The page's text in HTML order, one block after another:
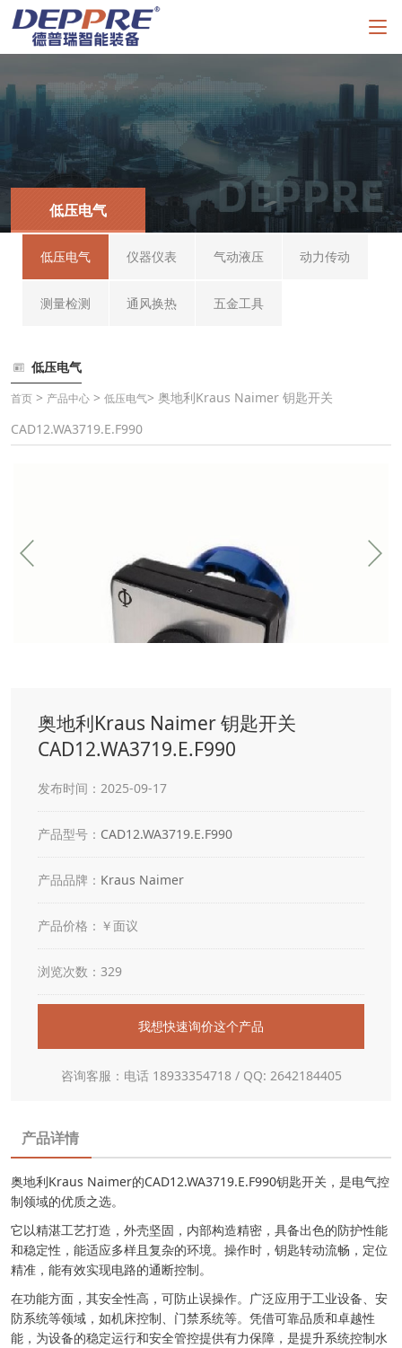
低压电气
低压电气 仪器仪表 气动液压 动力传动
测量检测 通风换热 五金工具
低压电气
首页 > 产品中心 > 低压电气> 奥地利Kraus Naimer 钥匙开关
CAD12.WA3719.E.F990
奥地利Kraus Naimer 钥匙开关
CAD12.WA3719.E.F990
发布时间：2025-09-17
产品型号： CAD12.WA3719.E.F990
产品品牌： Kraus Naimer
产品价格：￥面议
浏览次数：329
我想快速询价这个产品
咨询客服：电话 18933354718 / QQ: 2642184405
产品详情
奥地利Kraus Naimer的CAD12.WA3719.E.F990钥匙开关，是电气控
制领域的优质之选。
它以精湛工艺打造，外壳坚固，内部构造精密，具备出色的防护性能
和稳定性，能适应多样且复杂的环境。操作时，钥匙转动流畅，定位
精准，能有效实现电路的通断控制。
在功能方面，其安全性高，可防止误操作。广泛应用于工业设备、安
防系统等领域，如机床控制、门禁系统等。凭借可靠品质和卓越性
能，为设备的稳定运行和安全管控提供有力保障，是提升系统控制水